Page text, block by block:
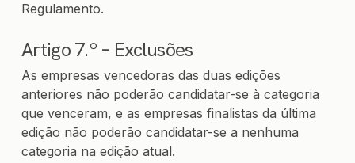
Regulamento.
Artigo 7.º – Exclusões
As empresas vencedoras das duas edições
anteriores não poderão candidatar-se à categoria
que venceram, e as empresas finalistas da última
edição não poderão candidatar-se a nenhuma
categoria na edição atual.